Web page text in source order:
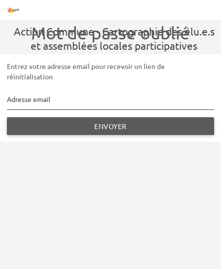
Action Commune - Cartographie des élu.e.s
et assemblées locales participatives
Mot de passe oublié
Entrez votre adresse email pour recevoir un lien de
réinitialisation
Adresse email
ENVOYER